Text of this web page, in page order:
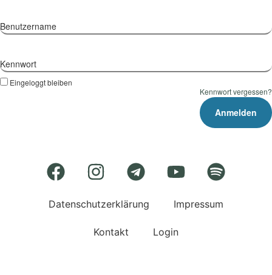
Benutzername
Kennwort
Eingeloggt bleiben
Kennwort vergessen?
Datenschutzerklärung Impressum
Kontakt Login